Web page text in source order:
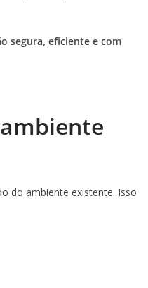
segura, eficiente e com
do ambiente existente. Isso